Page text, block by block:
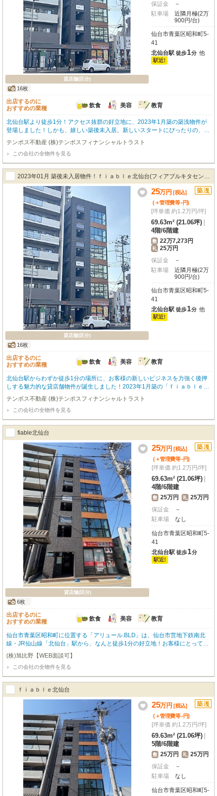
貸店舗(区分)
16枚
保証金
－
駐車場
近隣月極(2万
900円/台)
仙台市青葉区昭和町5-
41
北仙台駅 徒歩1分 他
駅近!
出店するのに
おすすめの業種
飲食 美容 教育
北仙台駅より徒歩1分！アクセス抜群の好立地に、2023年1月築の築浅物件が
登場しました！しかも、嬉しい築後未入居。新しいスタートにぴったりの、綺
麗な空間でビジネスを始めませんか？約69.63m²の広々とした5階部分は、1フ
ロア1テナントなので、プライベート感もたっぷり。スケルトン渡しのため、
お客様の理想の店舗を自由にデザインしていただけます。エレベーター完備
で、お客様も快適にアクセス可能。周辺にはスーパー、コンビニ、ドラッグス
トア、郵便局などが揃い、集客力も期待できます。飲食全般（重飲食含む）、
美容・健康・介護、教育・スクールなど、幅広い業種に対応可能。業種や用途
のご相談も大歓迎です。新しいビジネスの夢を、この場所で実現させてみませ
んか？ぜひお気軽にお問い合わせください！
テンポス不動産 (株)テンポスフィナンシャルトラスト
この会社の全物件を見る
2023年01月 築後未入居物件！ｆｉａｂｌｅ北仙台(フィアブルキタセンダ
イ) 部屋番号：4階
貸店舗(区分)
16枚
25万円 [税込]
(＋管理費等-円)
[坪単価 約1.2万円/坪]
69.63m² (21.06坪)
4階/6階建
敷 22万7,273円
礼 25万円
保証金
－
駐車場
近隣月極(2万
900円/台)
仙台市青葉区昭和町5-
41
北仙台駅 徒歩1分 他
駅近!
出店するのに
おすすめの業種
飲食 美容 教育
北仙台駅からわずか徒歩1分の場所に、お客様の新しいビジネスを力強く後押
しする魅力的な貸店舗物件が誕生しました！2023年1月築の「ｆｉａｂｌｅ北
仙台」は、まだ誰も使用していない築後未入居の綺麗な空間で、新たなスター
トをお迎えいただけます。広々とした69.63m²の4階フロアは、内装を自由に
デザインできるスケルトン渡し。お客様のこだわりを存分に表現し、理想のお
店やオフィスを作り上げることが可能です。さらに、1フロア1テナントなの
で、独立性を保ちながらゆったりと事業を展開できるのが嬉しいポイントです
ね。エレベーター完備で、お客様もスムーズにご案内いただけます。飲食店
（重飲食含む）、美容・健康・介護、教育・スクールなど、幅広い業種に対応
しており、業種や用途についてもお気軽にご相談ください。周辺にはスーパー
やコンビニ、郵便局などが揃い、ビジネスを強力にサポートしてくれることで
しょう。お客様の新しい挑戦を、この場所から始めてみませんか？ぜひ一度、
現地をご覧になってください。
テンポス不動産 (株)テンポスフィナンシャルトラスト
この会社の全物件を見る
fiable北仙台
貸店舗(区分)
6枚
25万円 [税込]
(＋管理費等-円)
[坪単価 約1.2万円/坪]
69.63m² (21.06坪)
4階/6階建
敷 25万円 礼 25万円
保証金
－
駐車場
なし
仙台市青葉区昭和町5-
41
北仙台駅 徒歩1分
駅近!
出店するのに
おすすめの業種
飲食 美容 教育
仙台市青葉区昭和町に位置する「アリュール.BLD」は、仙台市営地下鉄南北
線・JR仙山線「北仙台」駅から、なんと徒歩1分の好立地！お客様にとっても
スタッフの方にとっても、アクセスしやすいのが嬉しいポイントです。綺麗な
ビルで、新しいビジネスを始めてみませんか？ご紹介するのは、広々とした6
9.63㎡の4階部分。1フロア1テナントなので、周囲を気にせず独立した空間
で、お客様の事業に集中していただけます。内装はスケルトン仕様ですので、
飲食店、美容・健康サロン、各種教室など、お客様の理想とする空間を自由に
デザインできるのが魅力です。周辺には郵便局や銀行、スーパー「西友」も徒
歩3分圏内にあり、日々の業務や生活にも大変便利です。この素晴らしい環境
で、あなたの夢を形にするお手伝いをさせてください。ぜひ一度、現地をご覧
になってみませんか？
(株)旭比野【WEB面談可】
この会社の全物件を見る
ｆｉａｂｌｅ北仙台
25万円 [税込]
(＋管理費等-円)
[坪単価 約1.2万円/坪]
69.63m² (21.06坪)
5階/6階建
敷 25万円 礼 25万円
保証金
－
駐車場
なし
仙台市青葉区昭和町5-